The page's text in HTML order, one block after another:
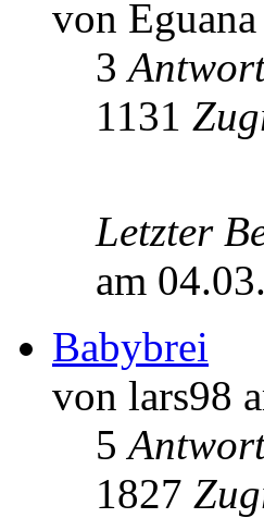
von
3
1131
Letzter
am
Babybrei
von lars98
5
1827